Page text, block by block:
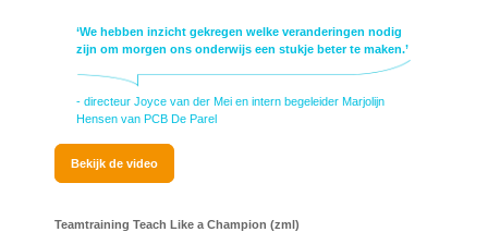
‘We hebben inzicht gekregen welke veranderingen nodig
zijn om morgen ons onderwijs een stukje beter te maken.’
- directeur Joyce van der Mei en intern begeleider Marjolijn
Hensen van PCB De Parel
Bekijk de video
Teamtraining Teach Like a Champion (zml)